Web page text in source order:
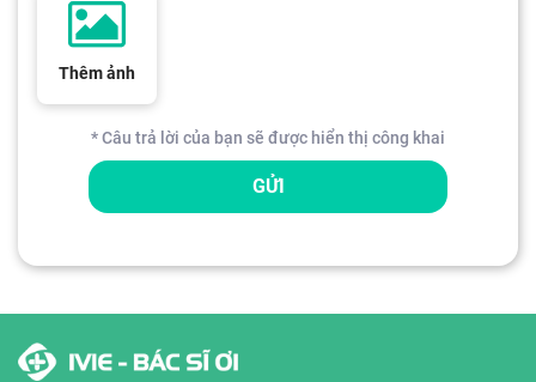
Thêm ảnh
* Câu trả lời của bạn sẽ được hiển thị công khai
GỬI